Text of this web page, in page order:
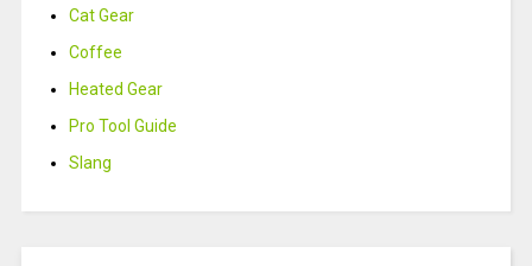
Cat Gear
Coffee
Heated Gear
Pro Tool Guide
Slang